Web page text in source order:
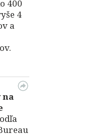
400
4
a
na